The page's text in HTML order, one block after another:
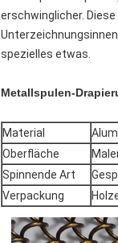
erschwinglicher.
spezielles etwas.
Metallspulen-
Material
Oberfläche
Spinnende Art
Verpackung